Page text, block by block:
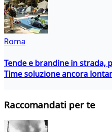
Roma
Tende e brandine in strada,
Time soluzione ancora
Raccomandati per te